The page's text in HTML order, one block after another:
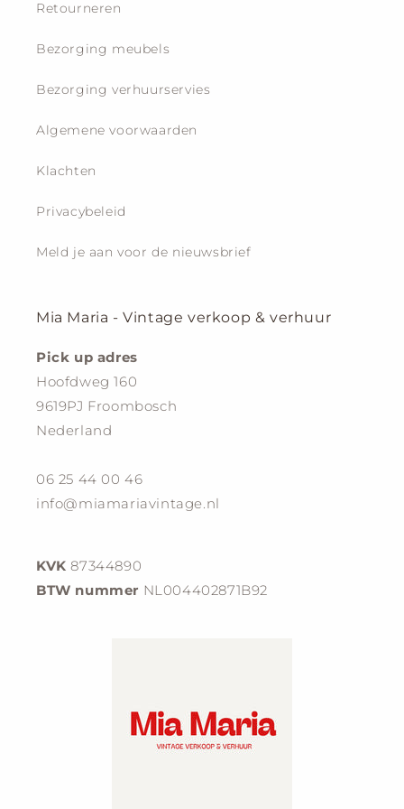
Retourneren
Bezorging meubels
Bezorging verhuurservies
Algemene voorwaarden
Klachten
Privacybeleid
Meld je aan voor de nieuwsbrief
Mia Maria - Vintage verkoop & verhuur
Pick up adres
Hoofdweg 160
9619PJ Froombosch
Nederland
06 25 44 00 46
info@miamariavintage.nl
KVK 87344890
BTW nummer NL004402871B92